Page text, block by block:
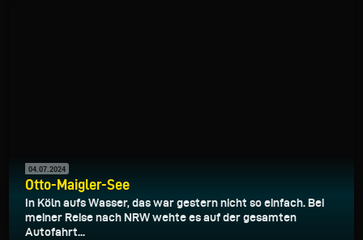
04.07.2024
Otto-Maigler-See
In Köln aufs Wasser, das war gestern nicht so einfach. Bei
meiner Reise nach NRW wehte es auf der gesamten
Autofahrt...